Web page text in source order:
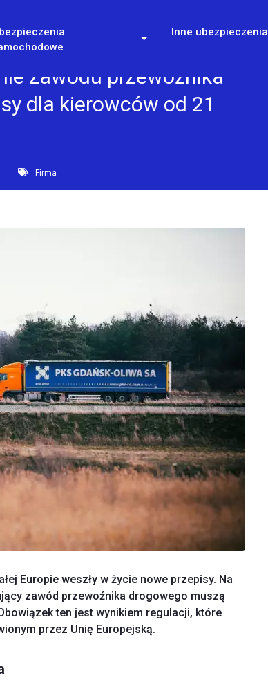
Inne ubezpieczenia
zawodu przewoźnika
dla kierowców od 21
Firma
Europie weszły w życie nowe przepisy. Na
zawód przewoźnika drogowego muszą
ten jest wynikiem regulacji, które
przez Unię Europejską.